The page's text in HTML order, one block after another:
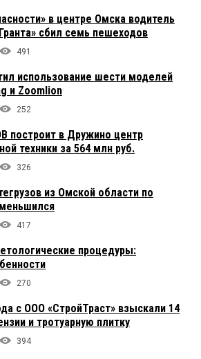
в центре Омска водитель
сбил семь пешеходов
491
использование шести моделей
и Zoomlion
252
построит в Дружино центр
техники за 564 млн руб.
326
из Омской области по
417
процедуры:
270
с ООО «СтройТраст» взыскали 14
и тротуарную плитку
394